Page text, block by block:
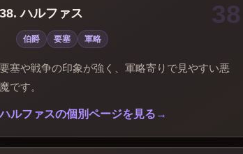
38. ハルファス
伯爵 要塞 軍略
要塞や戦争の印象が強く、軍略寄りで見やすい悪
魔です。
ハルファスの個別ページを見る